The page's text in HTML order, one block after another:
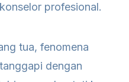
profesional.
tua, fenomena
dengan